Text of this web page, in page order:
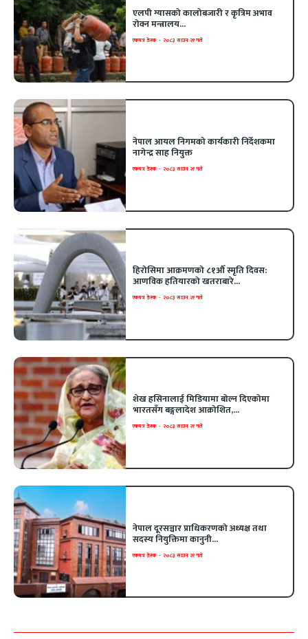
एलपी ग्यासको कालोबजारी र कृत्रिम अभाव
रोक्न मन्त्रालय...
एकपत्र डेस्क - २०८३ साउन २१ गते
नेपाल आयल निगमको कार्यकारी निर्देशकमा
नागेन्द्र साह नियुक्त
एकपत्र डेस्क - २०८३ साउन २१ गते
हिरोसिमा आक्रमणको ८१औँ स्मृति दिवस:
आणविक हतियारको खतराबारे...
एकपत्र डेस्क - २०८३ साउन २१ गते
शेख हसिनालाई मिडियामा बोल्न दिएकोमा
भारतसँग बङ्गलादेश आक्रोशित,...
एकपत्र डेस्क - २०८३ साउन २१ गते
नेपाल दूरसञ्चार प्राधिकरणको अध्यक्ष तथा
सदस्य नियुक्तिमा कानुनी...
एकपत्र डेस्क - २०८३ साउन २१ गते